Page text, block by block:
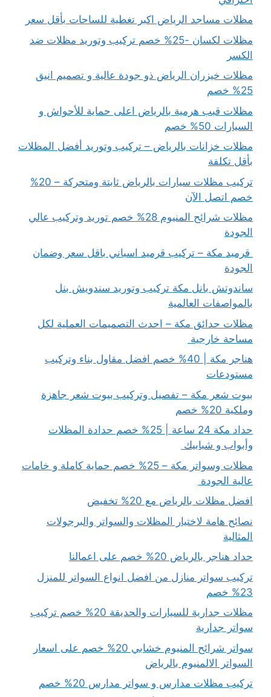
مظلات مساجد الرياض اكبر تغطية للساحات بأقل سعر
مظلات لكسان -25% خصم تركيب وتوريد مظلات ضد
الكسر
مظلات خيزران الرياض ذو جودة عالية و تصميم انيق
25% خصم
مظلات قبب هرمية بالرياض اعلى حماية للأحواش و
السيارات 50% خصم
مظلات خزانات بالرياض – تركيب وتوريد أفضل المظلات
بأقل تكلفة
تركيب مظلات سيارات بالرياض ثابتة ومتحركة – 20%
خصم اتصل الآن
مظلات شرائح المنيوم 28% خصم توريد وتركيب عالي
الجودة
قرميد مكة – تركيب قرميد اسباني باقل سعر وضمان
الجودة
ساندوتش بانل مكة تركيب وتوريد سندويش بنل
بالمواصفات العالمية
مظلات حدائق مكة – احدث التصميمات العملية لكل
مساحة خارجية
هناجر مكة | 40% خصم افضل مقاول بناء وتركيب
مستودعات
بيوت شعر مكة – تفصيل وتركيب بيوت شعر جاهزة
وملكية 20% خصم
حداد مكة 24 ساعة | 25% خصم حدادة المظلات
وأبواب و شبابيك
مظلات وسواتر مكة – 25% خصم حماية كاملة و خامات
عالية الجودة
افضل مظلات بالرياض مع 20% تخفيض
نصائح هامة لاختيار المظلات والسواتر والبرجولات
المثالية
حداد هناجر بالرياض 20% خصم على اعمالنا
تركيب سواتر منازل من افضل انواع السواتر للمنزل
23% خصم
مظلات جدارية للسيارات والحديقة 20% خصم تركيب
سواتر جدارية
سواتر شرائح المنيوم خشابي 20% خصم على اسعار
السواتر الالمنيوم بالرياض
تركيب مظلات مدارس و سواتر مدارس 20% خصم